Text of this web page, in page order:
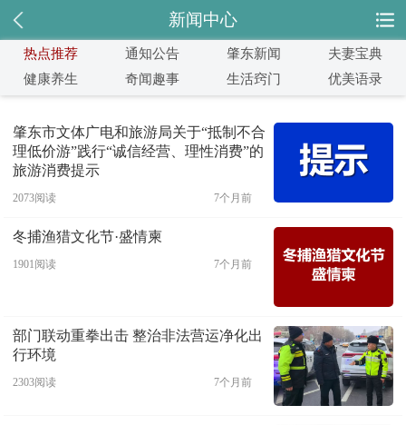
新闻中心
热点推荐 通知公告 肇东新闻
夫妻宝典
健康养生
奇闻趣事 生活窍门 优美语录
肇东市文体广电和旅游局关于“抵制不合
理低价游”践行“诚信经营、理性消费”的
旅游消费提示
2073阅读 7个月前
冬捕渔猎文化节·盛情柬
1901阅读 7个月前
部门联动重拳出击 整治非法营运净化出
行环境
2303阅读 7个月前